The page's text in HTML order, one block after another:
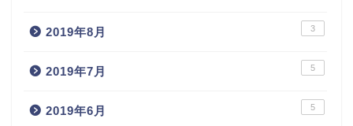
2019年8月 3
2019年7月 5
2019年6月 5